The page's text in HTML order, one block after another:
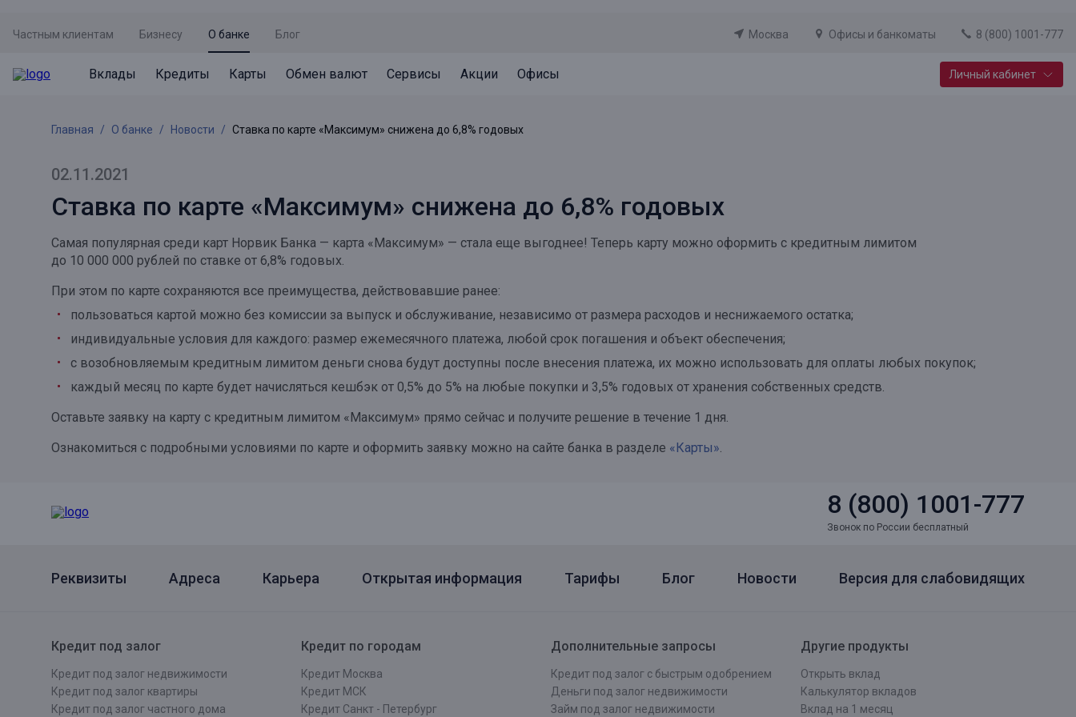
Частным клиентам Бизнесу О банке Блог Москва Офисы и банкоматы 8 (800) 1001-777
Вклады
Не упусти момент
Просто вклад
Накопительный
Отличная стратегия+
Фиксируй доход
Новый старт
Валютный плюс
Онлайн
Все вклады
Система страхования вкладов
Архив вкладов
Кредиты
Кредит под залог недвижимости
Рефинансирование
Кредит на автомобиль
Потребительский кредит
Все кредиты
Привилегии для клиентов
Реструктуризация
Подбор новой недвижимости
Карты
Дебетовая карта с пакетом услуг
Премиальная карта Mir Supreme
Пенсионная карта
Все карты
Документы
Кешбэк
Обмен валют
Курсы валют
Бронирование валюты
Курсы валют ЦБ
Сервисы
Оплата кредита
Оценка недвижимости
Подбор новой недвижимости
СБПей
Mir Pay
Госуслуги
Регистрация в ЕБС
Удаленная идентификация
Мобильное приложение
Подтверждение согласия через Госуслуги
Акции
Акция «Приведи друга»
Акция «Ставка на бизнес»
Офисы Личный кабинет
Главная О банке Новости Ставка по карте «Максимум» снижена до 6,8% годовых
02.11.2021
Ставка по карте «Максимум» снижена до 6,8% годовых
Самая популярная среди карт Норвик Банка — карта «Максимум» — стала еще выгоднее! Теперь карту можно оформить с кредитным лимитом
до 10 000 000 рублей по ставке от 6,8% годовых.
При этом по карте сохраняются все преимущества, действовавшие ранее:
пользоваться картой можно без комиссии за выпуск и обслуживание, независимо от размера расходов и неснижаемого остатка;
индивидуальные условия для каждого: размер ежемесячного платежа, любой срок погашения и объект обеспечения;
с возобновляемым кредитным лимитом деньги снова будут доступны после внесения платежа, их можно использовать для оплаты любых покупок;
каждый месяц по карте будет начисляться кешбэк от 0,5% до 5% на любые покупки и 3,5% годовых от хранения собственных средств.
Оставьте заявку на карту с кредитным лимитом «Максимум» прямо сейчас и получите решение в течение 1 дня.
Ознакомиться с подробными условиями по карте и оформить заявку можно на сайте банка в разделе «Карты».
8 (800) 1001-777
Звонок по России бесплатный
Реквизиты Адреса Карьера Открытая информация Тарифы Блог Новости Версия для слабовидящих
Кредит под залог
Кредит под залог недвижимости
Кредит под залог квартиры
Кредит под залог частного дома
Кредит по городам
Кредит Москва
Кредит МСК
Кредит Санкт - Петербург
Дополнительные запросы
Кредит под залог с быстрым одобрением
Деньги под залог недвижимости
Займ под залог недвижимости
Другие продукты
Открыть вклад
Калькулятор вкладов
Вклад на 1 месяц